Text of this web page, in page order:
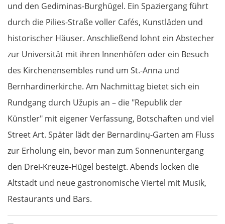
und den Gediminas-Burghügel. Ein Spaziergang führt
durch die Pilies-Straße voller Cafés, Kunstläden und
historischer Häuser. Anschließend lohnt ein Abstecher
zur Universität mit ihren Innenhöfen oder ein Besuch
des Kirchenensembles rund um St.-Anna und
Bernhardinerkirche. Am Nachmittag bietet sich ein
Rundgang durch Užupis an – die "Republik der
Künstler" mit eigener Verfassung, Botschaften und viel
Street Art. Später lädt der Bernardinų-Garten am Fluss
zur Erholung ein, bevor man zum Sonnenuntergang
den Drei-Kreuze-Hügel besteigt. Abends locken die
Altstadt und neue gastronomische Viertel mit Musik,
Restaurants und Bars.